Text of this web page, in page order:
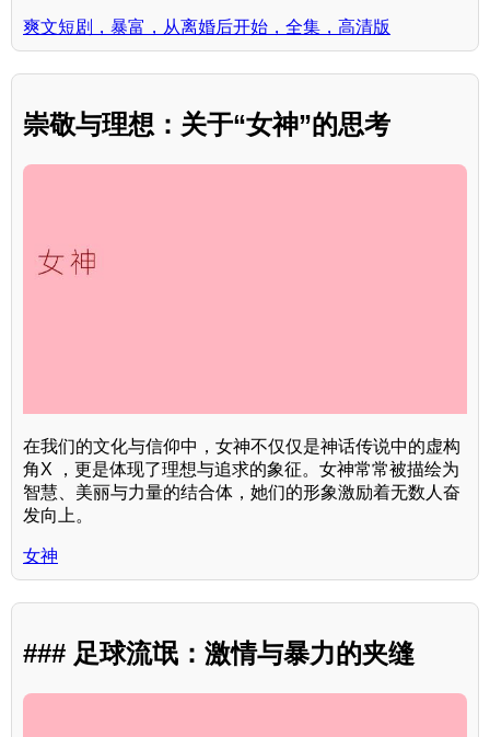
爽文短剧，暴富，从离婚后开始，全集，高清版
崇敬与理想：关于“女神”的思考
在我们的文化与信仰中，女神不仅仅是神话传说中的虚构
角X ，更是体现了理想与追求的象征。女神常常被描绘为
智慧、美丽与力量的结合体，她们的形象激励着无数人奋
发向上。
女神
### 足球流氓：激情与暴力的夹缝